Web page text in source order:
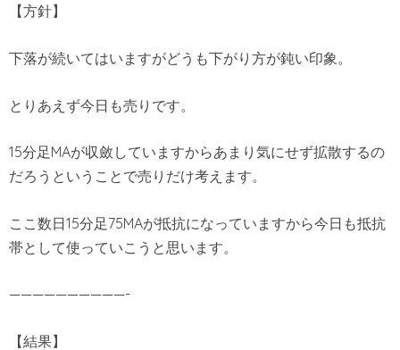
【方針】
下落が続いてはいますがどうも下がり方が鈍い印象。
とりあえず今日も売りです。
15分足MAが収斂していますからあまり気にせず拡散するの
だろうということで売りだけ考えます。
ここ数日15分足75MAが抵抗になっていますから今日も抵抗
帯として使っていこうと思います。
——————————-
【結果】